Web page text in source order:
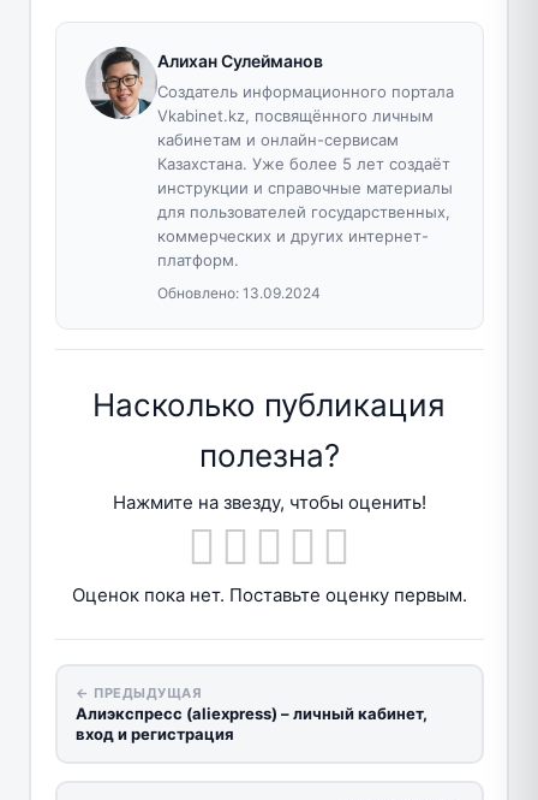
Алихан Сулейманов
Создатель информационного портала
Vkabinet.kz, посвящённого личным
кабинетам и онлайн-сервисам
Казахстана. Уже более 5 лет создаёт
инструкции и справочные материалы
для пользователей государственных,
коммерческих и других интернет-
платформ.
Обновлено: 13.09.2024
Насколько публикация
полезна?
Нажмите на звезду, чтобы оценить!
Оценок пока нет. Поставьте оценку первым.
← ПРЕДЫДУЩАЯ
Алиэкспресс (aliexpress) – личный кабинет,
вход и регистрация